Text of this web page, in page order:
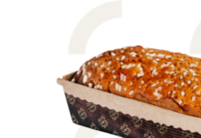
AGGIUNGI AL
DETTAGLI